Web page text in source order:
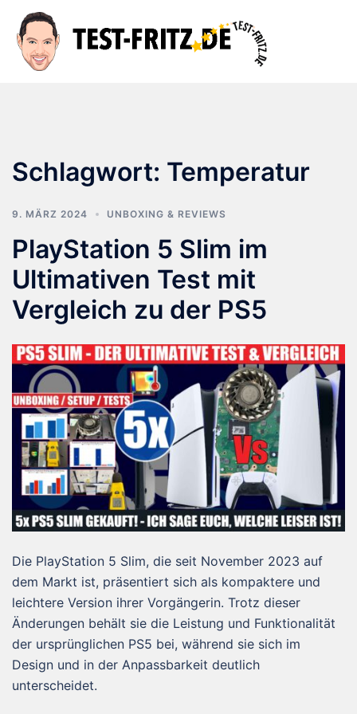
Inhalt
springen
Schlagwort: Temperatur
9. MÄRZ 2024 UNBOXING & REVIEWS
PlayStation 5 Slim im
Ultimativen Test mit
Vergleich zu der PS5
Die PlayStation 5 Slim, die seit November 2023 auf
dem Markt ist, präsentiert sich als kompaktere und
leichtere Version ihrer Vorgängerin. Trotz dieser
Änderungen behält sie die Leistung und Funktionalität
der ursprünglichen PS5 bei, während sie sich im
Design und in der Anpassbarkeit deutlich
unterscheidet.